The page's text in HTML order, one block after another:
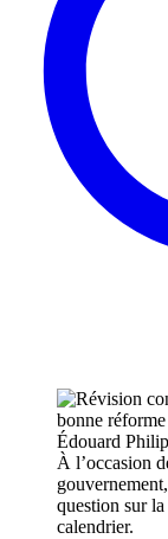
À l’occasion
question sur
calendrier.